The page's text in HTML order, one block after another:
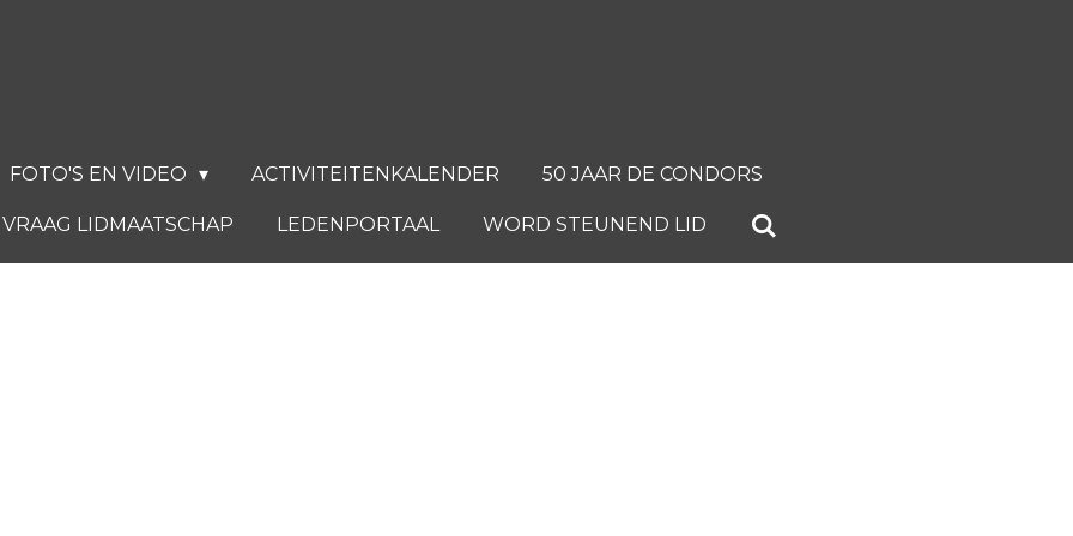
FOTO'S EN VIDEO ACTIVITEITENKALENDER 50 JAAR DE CONDORS
LIDMAATSCHAP LEDENPORTAAL WORD STEUNEND LID